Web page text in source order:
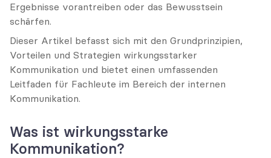
Ergebnisse vorantreiben oder das Bewusstsein
schärfen.
Dieser Artikel befasst sich mit den Grundprinzipien,
Vorteilen und Strategien wirkungsstarker
Kommunikation und bietet einen umfassenden
Leitfaden für Fachleute im Bereich der internen
Kommunikation.
Was ist wirkungsstarke
Kommunikation?